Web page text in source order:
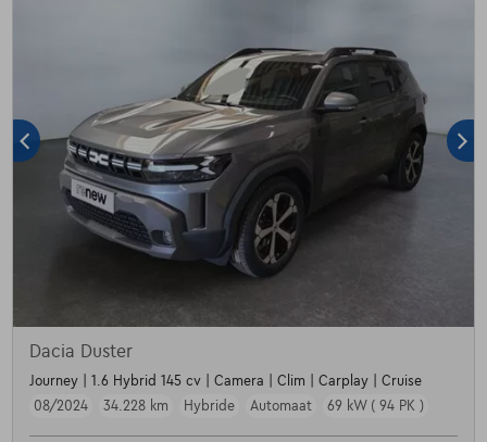
Dacia Duster
Journey | 1.6 Hybrid 145 cv | Camera | Clim | Carplay | Cruise
08/2024
34.228 km Hybride Automaat 69 kW ( 94 PK )